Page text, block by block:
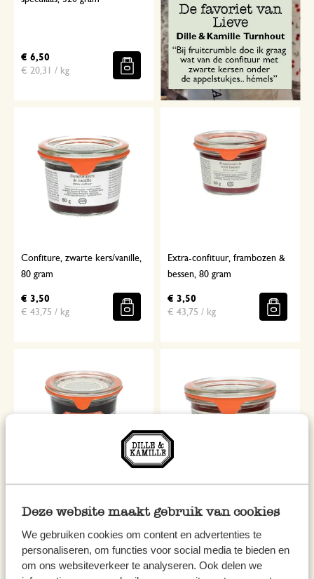
Deze website maakt gebruik van cookies
We gebruiken cookies om content en advertenties te
personaliseren, om functies voor social media te bieden en
om ons websiteverkeer te analyseren. Ook delen we
€ 6,50
€ 20,31 / kg
Confiture, zwarte kers/vanille,
80 gram
€ 3,50
€ 43,75 / kg
Extra-confituur, frambozen &
bessen, 80 gram
€ 3,50
€ 43,75 / kg
320 gram
€ 6,50
€ 20,31 / kg
rabarber, 80 gram
€ 3,50
€ 43,75 / kg